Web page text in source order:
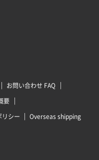
お問い合わせ FAQ
要
リシー Overseas shipping